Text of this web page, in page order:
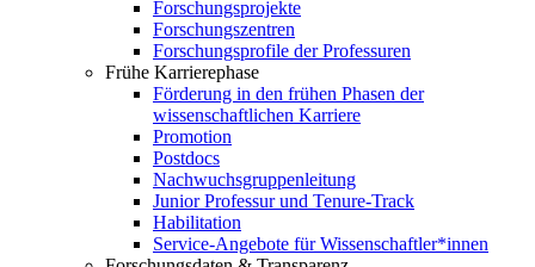
Forschungsprojekte
Forschungszentren
Forschungsprofile der Professuren
Frühe Karrierephase
Förderung in den frühen Phasen der
wissenschaftlichen Karriere
Promotion
Postdocs
Nachwuchsgruppenleitung
Junior Professur und Tenure-Track
Habilitation
Service-Angebote für Wissenschaftler*innen